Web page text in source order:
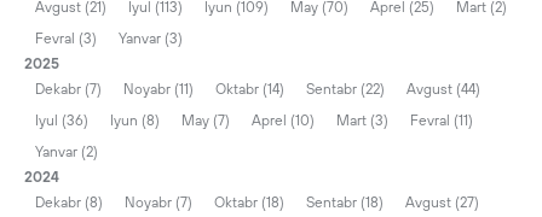
Avgust (21) Iyul (113) Iyun (109) May (70) Aprel (25)
Mart (2)
Fevral (3)
Yanvar (3)
2025
Dekabr (7)
Noyabr (11) Oktabr (14) Sentabr (22)
Avgust (44)
Iyul (36)
Iyun (8) May (7) Aprel (10) Mart (3)
Fevral (11)
Yanvar (2)
2024
Dekabr (8)
Noyabr (7) Oktabr (18) Sentabr (18)
Avgust (27)